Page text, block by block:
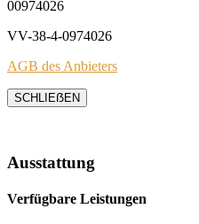
00974026
VV-38-4-0974026
AGB des Anbieters
SCHLIEẞEN
Ausstattung
Verfügbare Leistungen